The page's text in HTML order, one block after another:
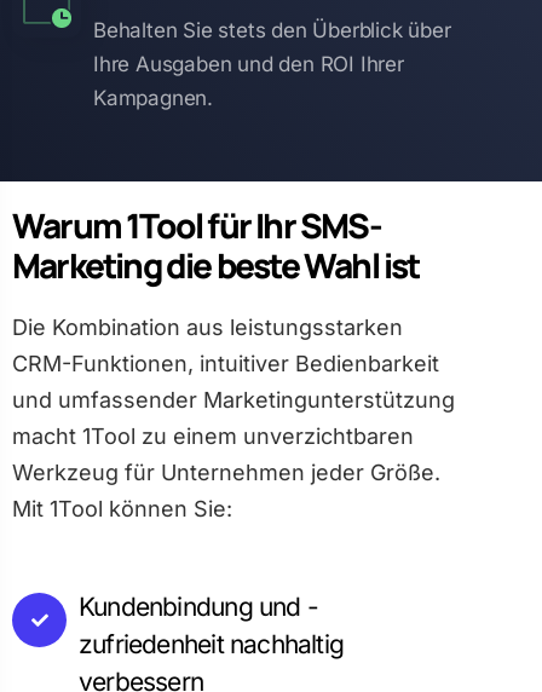
Behalten Sie stets den Überblick über
Ihre Ausgaben und den ROI Ihrer
Kampagnen.
Warum 1Tool für Ihr SMS-
Marketing die beste Wahl ist
Die Kombination aus leistungsstarken
CRM-Funktionen, intuitiver Bedienbarkeit
und umfassender Marketingunterstützung
macht 1Tool zu einem unverzichtbaren
Werkzeug für Unternehmen jeder Größe.
Mit 1Tool können Sie:
Kundenbindung und -
zufriedenheit nachhaltig
verbessern